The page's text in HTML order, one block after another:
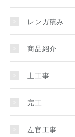
レンガ積み
商品紹介
土工事
完工
左官工事